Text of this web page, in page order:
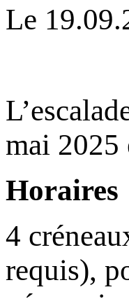
Le
mai 2025
Horaires
4
requis),